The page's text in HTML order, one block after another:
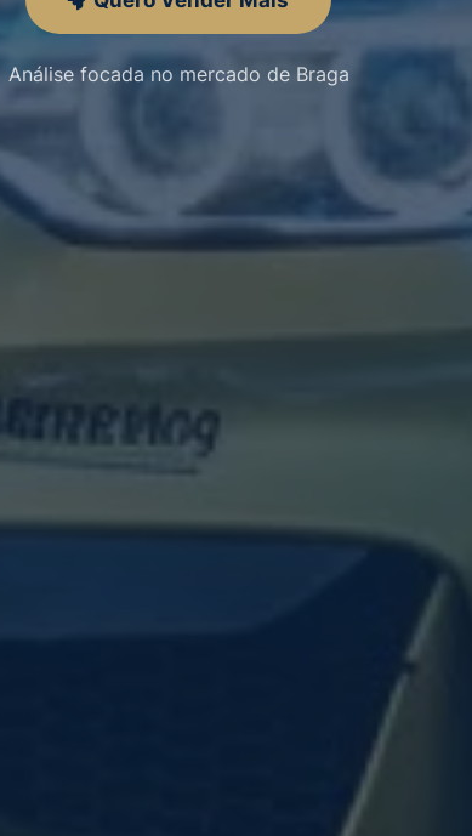
Análise focada no mercado de Braga